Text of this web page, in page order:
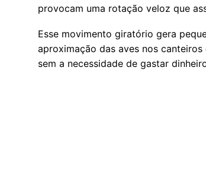
provocam uma rotação veloz que
Esse movimento giratório gera
aproximação das aves nos
sem a necessidade de gastar